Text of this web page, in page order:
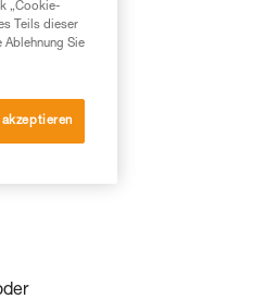
„Cookie-
Teils dieser
Ablehnung Sie